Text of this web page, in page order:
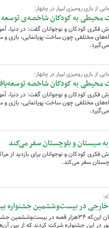
از بازی رومیزی لیپار در چابهار:
محیطی به کودکان شاخصه‌ی توسعه
فکری کودکان و نوجوانان گفت: در
مختلفی چون ساخت پویانمایی، بازی
از بازی رومیزی لیپار در چابهار؛
به کودکان شاخصه
فکری کودکان و نوجوانان گفت: در
مختلفی چون ساخت پویانمایی، بازی
سیستان و بلوچستان سفر می‌کند
فکری کودکان و نوجوانان برای بازدید از
سفر می‌کند.